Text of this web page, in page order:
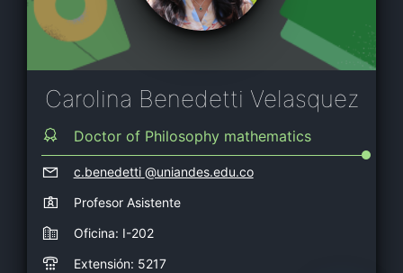
Carolina Benedetti Velasquez
Doctor of Philosophy mathematics
c.benedetti @uniandes.edu.co
Profesor Asistente
Oficina: I-202
Extensión: 5217